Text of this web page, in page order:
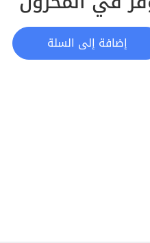
إضافة إلى السلة